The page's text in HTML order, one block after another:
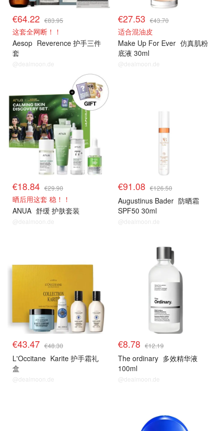
€64.22 €83.95
这套全网断！！
Aesop Reverence 护手三件
套
@dealmoon.de
€27.53 €43.70
适合混油皮
Make Up For Ever 仿真肌粉
底液 30ml
@dealmoon.de
€18.84 €29.90
晒后用这套 稳！！
ANUA 舒缓 护肤套装
@dealmoon.de
€91.08 €126.50
Augustinus Bader 防晒霜
SPF50 30ml
@dealmoon.de
€43.47 €48.30
L'Occitane Karite 护手霜礼
盒
@dealmoon.de
€8.78 €12.19
The ordinary 多效精华液
100ml
@dealmoon.de